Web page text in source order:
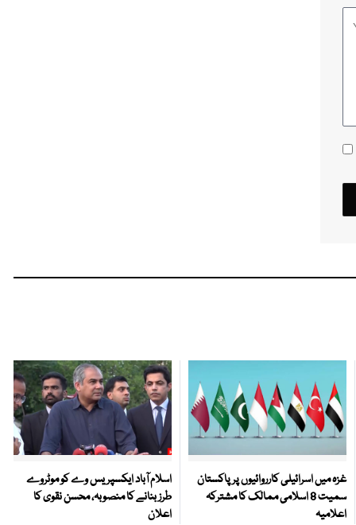
غزہ میں اسرائیلی کارروائیوں پر پاکستان
سمیت 8 اسلامی ممالک کا مشترکہ
اعلامیہ
اسلام آباد ایکسپریس وے کو موٹروے
طرز بنانے کا منصوبہ، محسن نقوی کا
اعلان